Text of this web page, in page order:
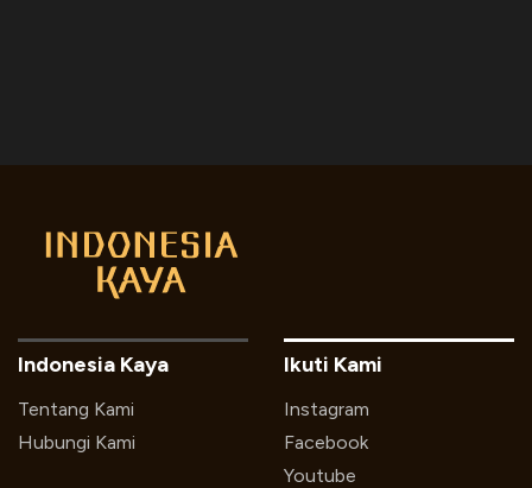
Indonesia Kaya
Tentang Kami
Hubungi Kami
Ikuti Kami
Instagram
Facebook
Youtube